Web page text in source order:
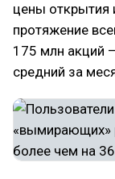
цены открытия
протяжение
175 млн акций
средний за